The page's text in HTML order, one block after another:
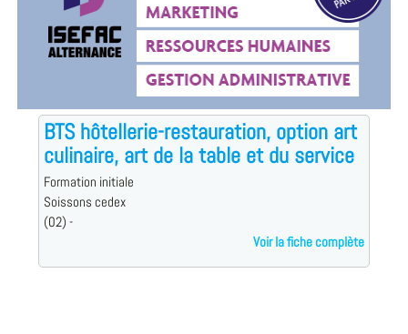
BTS hôtellerie-restauration, option art
culinaire, art de la table et du service
Formation initiale
Soissons cedex
(02) -
Voir la fiche complète